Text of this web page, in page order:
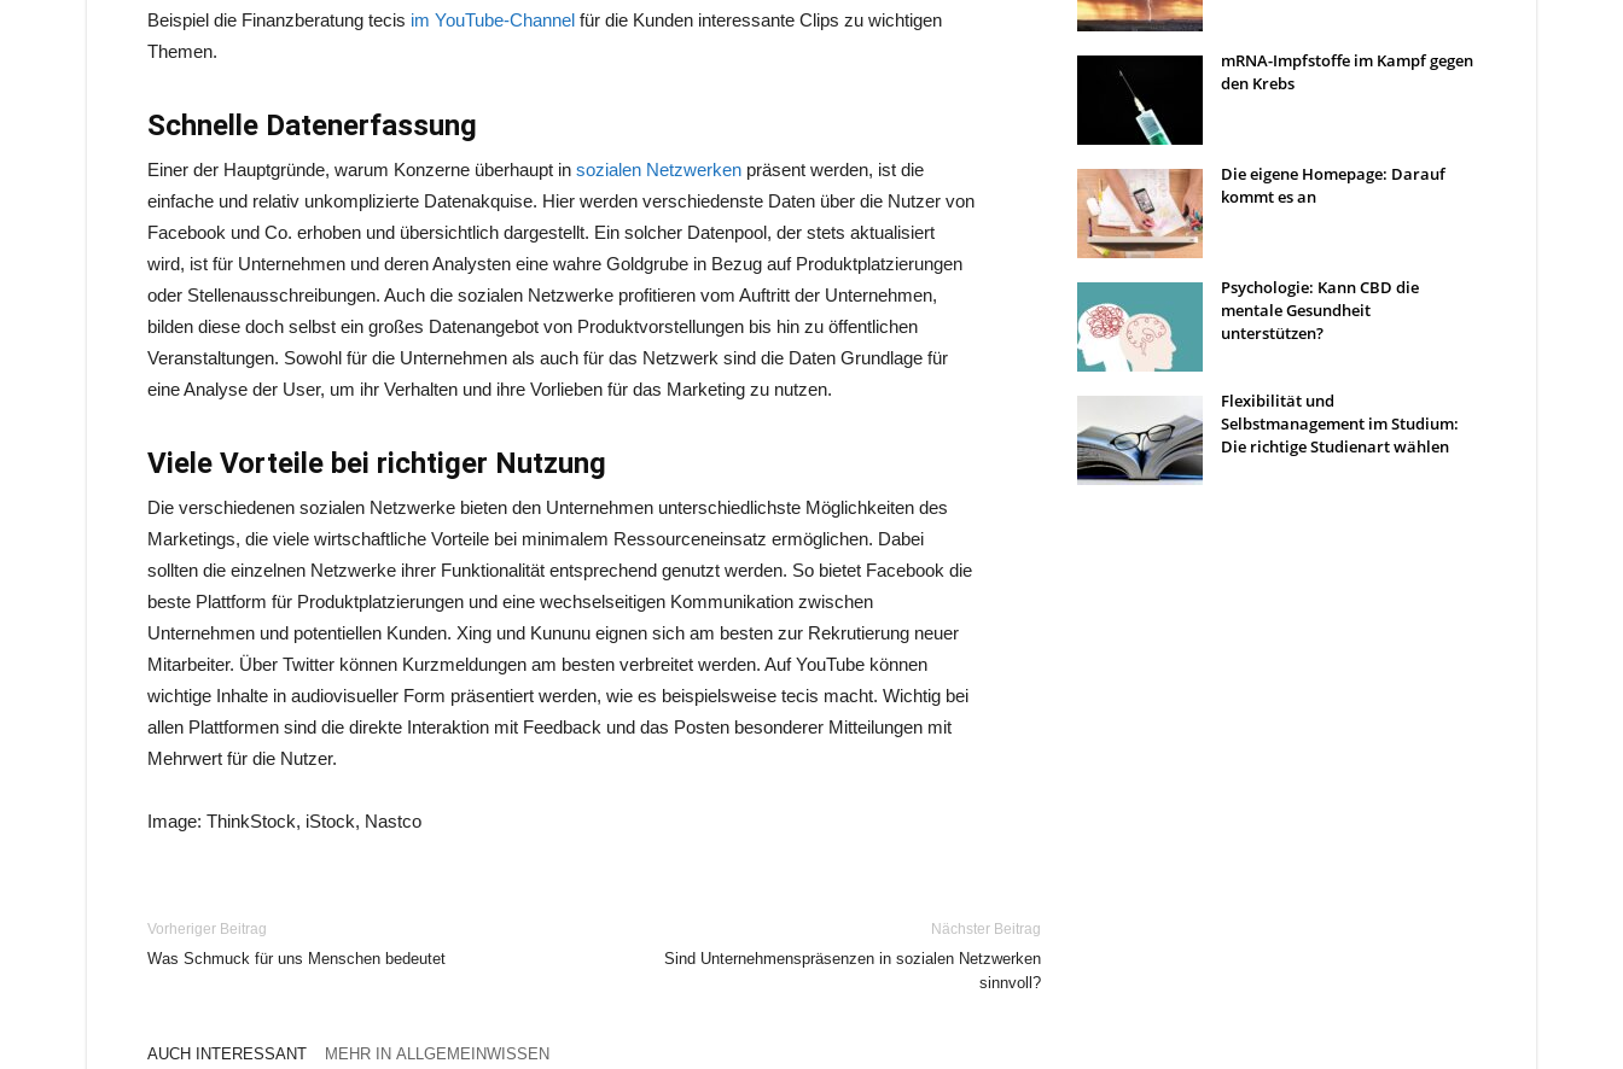
Beispiel die Finanzberatung tecis im YouTube-Channel für die Kunden interessante Clips zu wichtigen
Themen.
Schnelle Datenerfassung
Einer der Hauptgründe, warum Konzerne überhaupt in sozialen Netzwerken präsent werden, ist die
einfache und relativ unkomplizierte Datenakquise. Hier werden verschiedenste Daten über die Nutzer von
Facebook und Co. erhoben und übersichtlich dargestellt. Ein solcher Datenpool, der stets aktualisiert
wird, ist für Unternehmen und deren Analysten eine wahre Goldgrube in Bezug auf Produktplatzierungen
oder Stellenausschreibungen. Auch die sozialen Netzwerke profitieren vom Auftritt der Unternehmen,
bilden diese doch selbst ein großes Datenangebot von Produktvorstellungen bis hin zu öffentlichen
Veranstaltungen. Sowohl für die Unternehmen als auch für das Netzwerk sind die Daten Grundlage für
eine Analyse der User, um ihr Verhalten und ihre Vorlieben für das Marketing zu nutzen.
Viele Vorteile bei richtiger Nutzung
Die verschiedenen sozialen Netzwerke bieten den Unternehmen unterschiedlichste Möglichkeiten des
Marketings, die viele wirtschaftliche Vorteile bei minimalem Ressourceneinsatz ermöglichen. Dabei
sollten die einzelnen Netzwerke ihrer Funktionalität entsprechend genutzt werden. So bietet Facebook die
beste Plattform für Produktplatzierungen und eine wechselseitigen Kommunikation zwischen
Unternehmen und potentiellen Kunden. Xing und Kununu eignen sich am besten zur Rekrutierung neuer
Mitarbeiter. Über Twitter können Kurzmeldungen am besten verbreitet werden. Auf YouTube können
wichtige Inhalte in audiovisueller Form präsentiert werden, wie es beispielsweise tecis macht. Wichtig bei
allen Plattformen sind die direkte Interaktion mit Feedback und das Posten besonderer Mitteilungen mit
Mehrwert für die Nutzer.
Image: ThinkStock, iStock, Nastco
Vorheriger Beitrag
Was Schmuck für uns Menschen bedeutet
Nächster Beitrag
Sind Unternehmenspräsenzen in sozialen Netzwerken
sinnvoll?
AUCH INTERESSANT MEHR IN ALLGEMEINWISSEN
mRNA-Impfstoffe im Kampf gegen
den Krebs
Die eigene Homepage: Darauf
kommt es an
Psychologie: Kann CBD die
mentale Gesundheit
unterstützen?
Flexibilität und
Selbstmanagement im Studium:
Die richtige Studienart wählen